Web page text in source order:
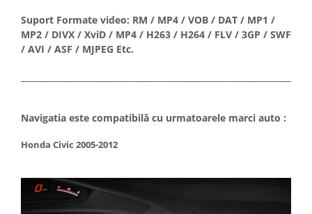
Suport Formate video: RM / MP4 / VOB / DAT / MP1 /
MP2 / DIVX / XviD / MP4 / H263 / H264 / FLV / 3GP / SWF
/ AVI / ASF / MJPEG Etc.
Navigatia este compatibilă cu urmatoarele marci auto :
Honda Civic 2005-2012